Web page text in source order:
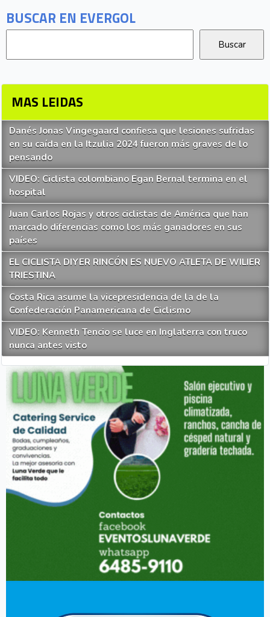
BUSCAR EN EVERGOL
MAS LEIDAS
Danés Jonas Vingegaard confiesa que lesiones sufridas
en su caída en la Itzulia 2024 fueron más graves de lo
pensando
VIDEO: Ciclista colombiano Egan Bernal termina en el
hospital
Juan Carlos Rojas y otros ciclistas de América que han
marcado diferencias como los más ganadores en sus
países
EL CICLISTA DIYER RINCÓN ES NUEVO ATLETA DE WILIER
TRIESTINA
Costa Rica asume la vicepresidencia de la de la
Confederación Panamericana de Ciclismo
VIDEO: Kenneth Tencio se luce en Inglaterra con truco
nunca antes visto